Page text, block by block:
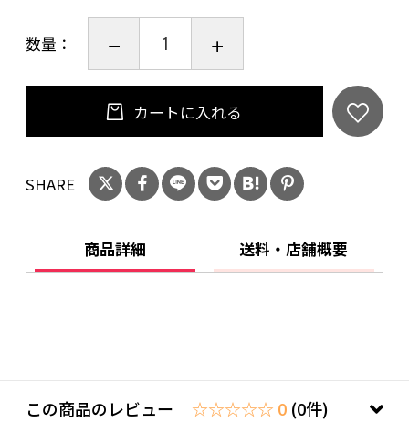
数量：
カートに入れる
SHARE
商品詳細 送料・店舗概要
この商品のレビュー ☆☆☆☆☆ 0 (0件)